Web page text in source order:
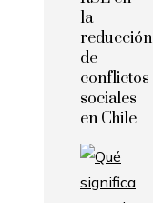
la
reducción
de
conflictos
sociales
en Chile